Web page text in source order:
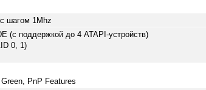
шагом 1Mhz
(с поддержкой до 4 ATAPI-устройств)
0, 1)
PnP Features